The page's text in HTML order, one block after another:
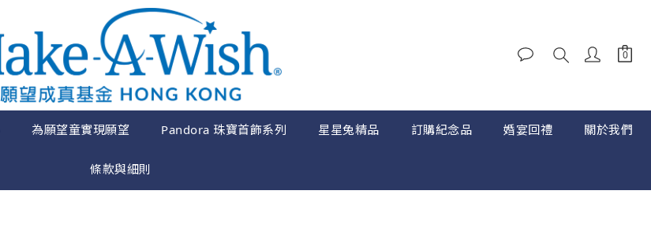
為願望童實現願望 Pandora 珠寶首飾系列 星星兔精品 訂購紀念品 婚宴回禮 關於我們
條款與細則